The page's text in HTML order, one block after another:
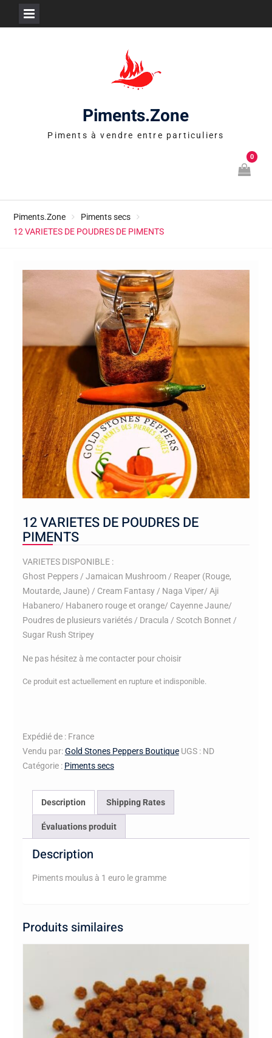
Piments.Zone
Piments à vendre entre particuliers
0
Piments.Zone
Piments secs
12 VARIETES DE POUDRES DE PIMENTS
12 VARIETES DE POUDRES DE
PIMENTS
VARIETES DISPONIBLE :
Ghost Peppers / Jamaican Mushroom / Reaper (Rouge,
Moutarde, Jaune) / Cream Fantasy / Naga Viper/ Aji
Habanero/ Habanero rouge et orange/ Cayenne Jaune/
Poudres de plusieurs variétés / Dracula / Scotch Bonnet /
Sugar Rush Stripey
Ne pas hésitez à me contacter pour choisir
Ce produit est actuellement en rupture et indisponible.
Expédié de : France
Vendu par:Gold Stones Peppers Boutique UGS : ND
Catégorie : Piments secs
Description Shipping Rates
Évaluations produit
Description
Piments moulus à 1 euro le gramme
Produits similaires